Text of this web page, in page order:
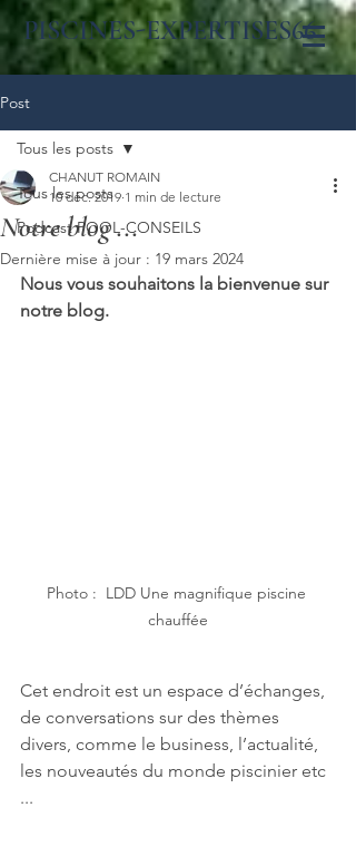
PISCINES-EXPERTISES66
Post
Tous les posts
Podcast POOL-CONSEILS
Tous les posts
Notre blog ...
CHANUT ROMAIN
10 déc. 2019 1 min de lecture
Dernière mise à jour : 19 mars 2024
Nous vous souhaitons la bienvenue sur
notre blog.
Photo :  LDD Une magnifique piscine
chauffée
Cet endroit est un espace d’échanges,
de conversations sur des thèmes
divers, comme le business, l’actualité,
les nouveautés du monde piscinier etc
...